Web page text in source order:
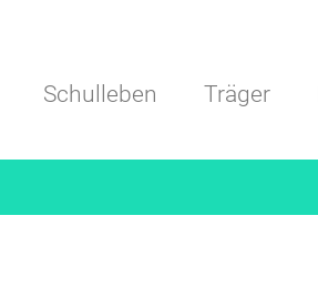
Schulleben Träger